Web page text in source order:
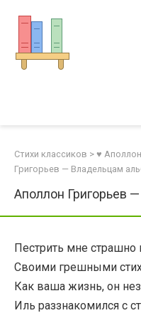
контенту
Стихи классиков > ♥
Григорьев — Владельцам
Аполлон Григорьев
Пестрить мне
Своими грешными
Как ваша жизнь, он
Иль раззнакомился с